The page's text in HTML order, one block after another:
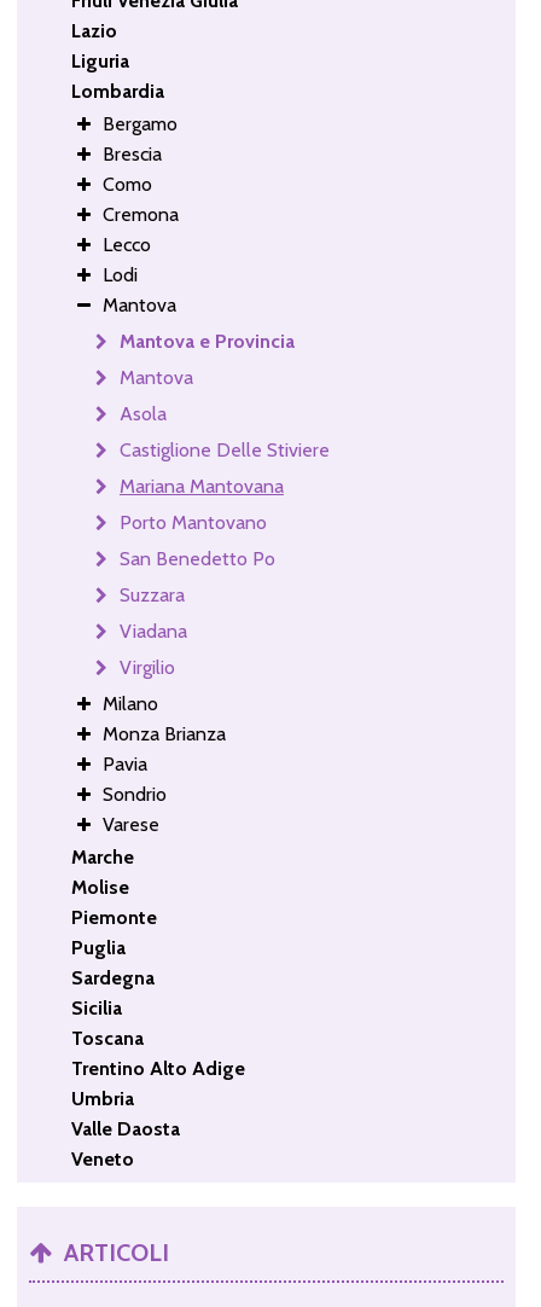
Lazio
Liguria
Lombardia
Bergamo
Brescia
Como
Cremona
Lecco
Lodi
Mantova
Mantova e Provincia
Mantova
Asola
Castiglione Delle Stiviere
Mariana Mantovana
Porto Mantovano
San Benedetto Po
Suzzara
Viadana
Virgilio
Milano
Monza Brianza
Pavia
Sondrio
Varese
Marche
Molise
Piemonte
Puglia
Sardegna
Sicilia
Toscana
Trentino Alto Adige
Umbria
Valle Daosta
Veneto
ARTICOLI